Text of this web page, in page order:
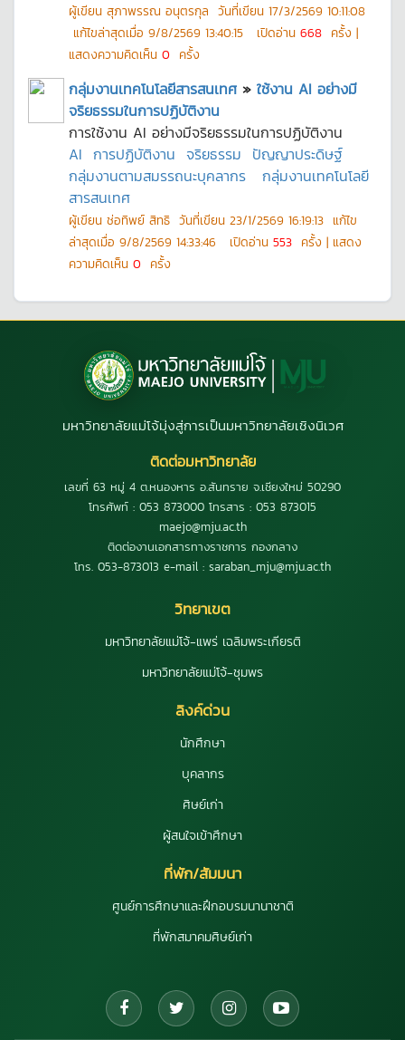
ผู้เขียน สุภาพรรณ อนุตรกุล วันที่เขียน 17/3/2569 10:11:08
แก้ไขล่าสุดเมื่อ 9/8/2569 13:40:15 เปิดอ่าน 668 ครั้ง |
แสดงความคิดเห็น 0 ครั้ง
กลุ่มงานเทคโนโลยีสารสนเทศ » ใช้งาน AI อย่างมี
จริยธรรมในการปฏิบัติงาน
การใช้งาน AI อย่างมีจริยธรรมในการปฏิบัติงาน
AI การปฏิบัติงาน จริยธรรม ปัญญาประดิษฐ์
กลุ่มงานตามสมรรถนะบุคลากร
กลุ่มงานเทคโนโลยี
สารสนเทศ
ผู้เขียน ช่อทิพย์ สิทธิ วันที่เขียน 23/1/2569 16:19:13 แก้ไข
ล่าสุดเมื่อ 9/8/2569 14:33:46 เปิดอ่าน 553 ครั้ง | แสดง
ความคิดเห็น 0 ครั้ง
มหาวิทยาลัยแม่โจ้มุ่งสู่การเป็นมหาวิทยาลัยเชิงนิเวศ
ติดต่อมหาวิทยาลัย
เลขที่ 63 หมู่ 4 ต.หนองหาร อ.สันทราย จ.เชียงใหม่ 50290
โทรศัพท์ : 053 873000 โทรสาร : 053 873015
maejo@mju.ac.th
ติดต่องานเอกสารทางราชการ กองกลาง
โทร. 053-873013 e-mail : saraban_mju@mju.ac.th
วิทยาเขต
มหาวิทยาลัยแม่โจ้-แพร่ เฉลิมพระเกียรติ
มหาวิทยาลัยแม่โจ้-ชุมพร
ลิงค์ด่วน
นักศึกษา
บุคลากร
ศิษย์เก่า
ผู้สนใจเข้าศึกษา
ที่พัก/สัมมนา
ศูนย์การศึกษาและฝึกอบรมนานาชาติ
ที่พักสมาคมศิษย์เก่า